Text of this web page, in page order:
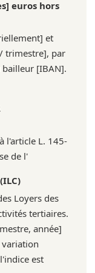
euros hors
et
trimestre], par
[IBAN].
l'article L. 145-
de l'
Loyers des
tertiaires.
année]
variation
est